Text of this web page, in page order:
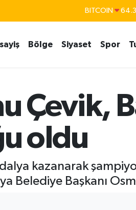
BITCOIN
EURO
BİST100
Bölge Siyaset Spor
Çevik,
oldu
kazanarak
Belediye Başkanı